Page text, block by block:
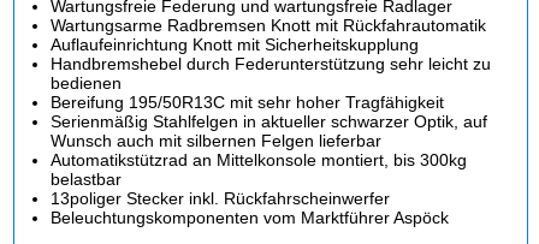
Wartungsfreie Federung und wartungsfreie Radlager
Wartungsarme Radbremsen Knott mit Rückfahrautomatik
Auflaufeinrichtung Knott mit Sicherheitskupplung
Handbremshebel durch Federunterstützung sehr leicht zu
bedienen
Bereifung 195/50R13C mit sehr hoher Tragfähigkeit
Serienmäßig Stahlfelgen in aktueller schwarzer Optik, auf
Wunsch auch mit silbernen Felgen lieferbar
Automatikstützrad an Mittelkonsole montiert, bis 300kg
belastbar
13poliger Stecker inkl. Rückfahrscheinwerfer
Beleuchtungskomponenten vom Marktführer Aspöck